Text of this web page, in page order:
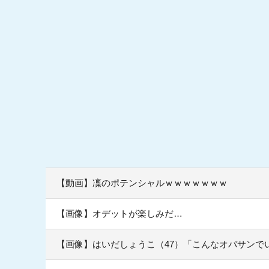
【動画】凜のポテンシャルｗｗｗｗｗｗｗ
【画像】オデットが楽しみだ…
【画像】はいだしょうこ（47）「こんなオバサンで